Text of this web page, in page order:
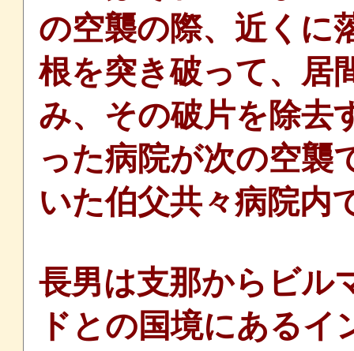
の空襲の際、近くに
根を突き破って、居
み、その破片を除去
った病院が次の空襲
いた伯父共々病院内
長男は支那からビル
ドとの国境にある